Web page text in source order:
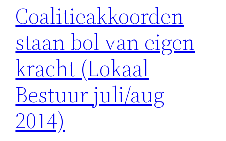
Coalitieakkoorden
staan bol van eigen
kracht (Lokaal
Bestuur juli/aug
2014)